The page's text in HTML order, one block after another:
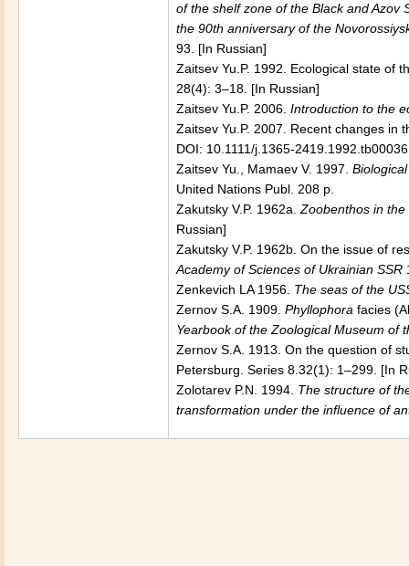
of the shelf zone of the Black and Azov
the 90th anniversary of the
93. [In Russian]
Zaitsev Yu.P. 1992. Ecological state of
28(4): 3–18. [In Russian]
Zaitsev Yu.P. 2006. Introduction to the
Zaitsev Yu.P. 2007. Recent changes
DOI: 10.1111/j.1365-
Zaitsev Yu., Mamaev V. 1997.
United Nations Publ. 208 p.
Zakutsky V.P. 1962a. Zoobenthos in
Russian]
Zakutsky V.P. 1962b. On the issue of
Academy of Sciences of Ukrainian SSR
Zenkevich LA 1956. The seas of the
Zernov S.A. 1909. Phyllophora facies
Yearbook of the Zoological Museum of
Zernov S.A. 1913. On the question of
Petersburg. Series 8.32(1): 1–299. [In
Zolotarev P.N. 1994. The structure of
transformation under the influence of